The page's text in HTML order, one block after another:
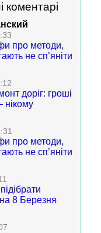
коментарі
про методи,
не сп’яніти
доріг: гроші
нікому
про методи,
не сп’яніти
8 Березня